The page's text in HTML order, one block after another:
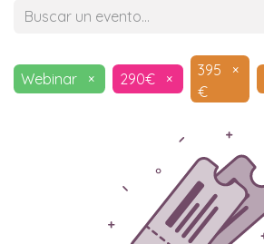
Webinar × 290€ ×
395
€
×